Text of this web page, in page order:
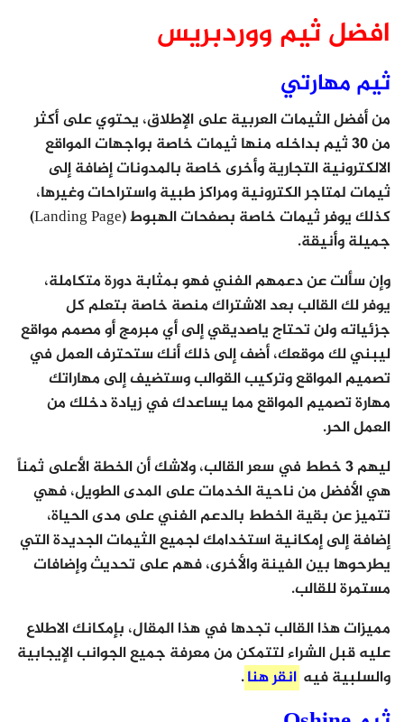
افضل ثيم ووردبريس
ثيم مهارتي
من أفضل الثيمات العربية على الإطلاق، يحتوي على أكثر
من 30 ثيم بداخله منها ثيمات خاصة بواجهات المواقع
الالكترونية التجارية وأخرى خاصة بالمدونات إضافة إلى
ثيمات لمتاجر الكترونية ومراكز طبية واستراحات وغيرها،
كذلك يوفر ثيمات خاصة بصفحات الهبوط (Landing Page)
جميلة وأنيقة.
وإن سألت عن دعمهم الفني فهو بمثابة دورة متكاملة،
يوفر لك القالب بعد الاشتراك منصة خاصة بتعلم كل
جزئياته ولن تحتاج ياصديقي إلى أي مبرمج أو مصمم مواقع
ليبني لك موقعك، أضف إلى ذلك أنك ستحترف العمل في
تصميم المواقع وتركيب القوالب وستضيف إلى مهاراتك
مهارة تصميم المواقع مما يساعدك في زيادة دخلك من
العمل الحر.
ليهم 3 خطط في سعر القالب، ولاشك أن الخطة الأعلى ثمناً
هي الأفضل من ناحية الخدمات على المدى الطويل، فهي
تتميز عن بقية الخطط بالدعم الفني على مدى الحياة،
إضافة إلى إمكانية استخدامك لجميع الثيمات الجديدة التي
يطرحوها بين الفينة والأخرى، فهم على تحديث وإضافات
مستمرة للقالب.
مميزات هذا القالب تجدها في هذا المقال، بإمكانك الاطلاع
عليه قبل الشراء لتتمكن من معرفة جميع الجوانب الإيجابية
والسلبية فيه انقر هنا.